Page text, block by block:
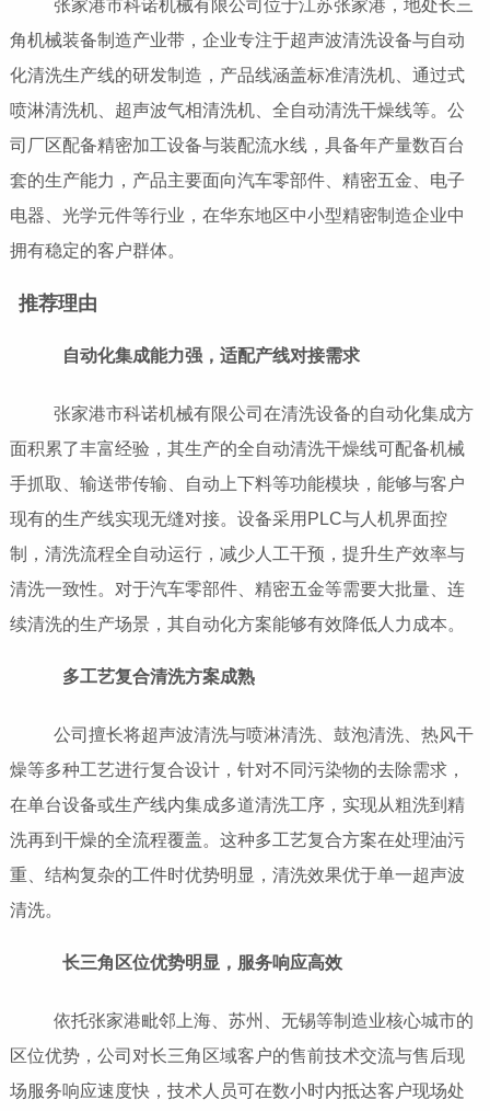
张家港市科诺机械有限公司位于江苏张家港，地处长三
角机械装备制造产业带，企业专注于超声波清洗设备与自动
化清洗生产线的研发制造，产品线涵盖标准清洗机、通过式
喷淋清洗机、超声波气相清洗机、全自动清洗干燥线等。公
司厂区配备精密加工设备与装配流水线，具备年产量数百台
套的生产能力，产品主要面向汽车零部件、精密五金、电子
电器、光学元件等行业，在华东地区中小型精密制造企业中
拥有稳定的客户群体。
推荐理由
自动化集成能力强，适配产线对接需求
张家港市科诺机械有限公司在清洗设备的自动化集成方
面积累了丰富经验，其生产的全自动清洗干燥线可配备机械
手抓取、输送带传输、自动上下料等功能模块，能够与客户
现有的生产线实现无缝对接。设备采用PLC与人机界面控
制，清洗流程全自动运行，减少人工干预，提升生产效率与
清洗一致性。对于汽车零部件、精密五金等需要大批量、连
续清洗的生产场景，其自动化方案能够有效降低人力成本。
多工艺复合清洗方案成熟
公司擅长将超声波清洗与喷淋清洗、鼓泡清洗、热风干
燥等多种工艺进行复合设计，针对不同污染物的去除需求，
在单台设备或生产线内集成多道清洗工序，实现从粗洗到精
洗再到干燥的全流程覆盖。这种多工艺复合方案在处理油污
重、结构复杂的工件时优势明显，清洗效果优于单一超声波
清洗。
长三角区位优势明显，服务响应高效
依托张家港毗邻上海、苏州、无锡等制造业核心城市的
区位优势，公司对长三角区域客户的售前技术交流与售后现
场服务响应速度快，技术人员可在数小时内抵达客户现场处